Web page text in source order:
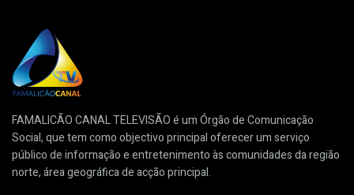
FAMALICÃO CANAL TELEVISÃO é um Órgão de Comunicação
Social, que tem como objectivo principal oferecer um serviço
público de informação e entretenimento às comunidades da região
norte, área geográfica de acção principal.